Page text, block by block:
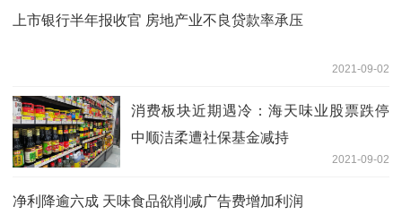
上市银行半年报收官 房地产业不良贷款率承压
2021-09-02
消费板块近期遇冷：海天味业股票跌停
中顺洁柔遭社保基金减持
2021-09-02
净利降逾六成 天味食品欲削减广告费增加利润